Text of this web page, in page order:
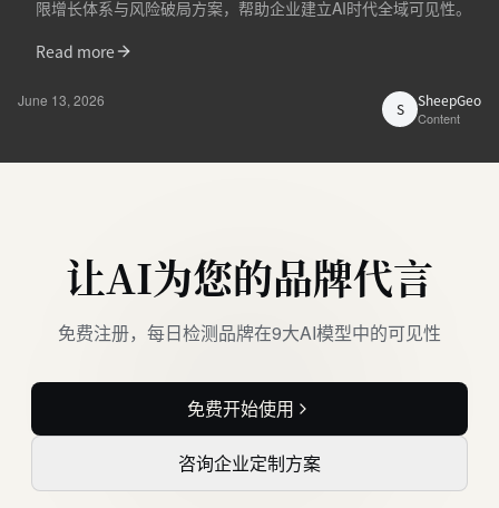
限增长体系与风险破局方案，帮助企业建立AI时代全域可见性。
Read more
June 13, 2026 S SheepGeo
Content
让AI为您的品牌代言
免费注册，每日检测品牌在9大AI模型中的可见性
免费开始使用
咨询企业定制方案